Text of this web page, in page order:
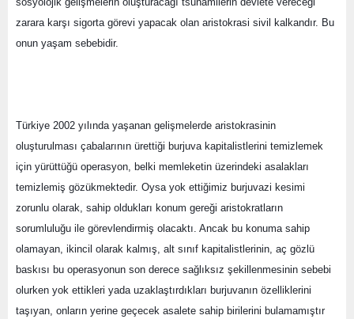
zarara karşı sigorta görevi yapacak olan aristokrasi sivil kalkandır. Bu
onun yaşam sebebidir.
Türkiye 2002 yılında yaşanan gelişmelerde aristokrasinin
oluşturulması çabalarının ürettiği burjuva kapitalistlerini temizlemek
için yürüttüğü operasyon, belki memleketin üzerindeki asalakları
temizlemiş gözükmektedir. Oysa yok ettiğimiz burjuvazi kesimi
zorunlu olarak, sahip oldukları konum gereği aristokratların
sorumluluğu ile görevlendirmiş olacaktı. Ancak bu konuma sahip
olamayan, ikincil olarak kalmış, alt sınıf kapitalistlerinin, aç gözlü
baskısı bu operasyonun son derece sağlıksız şekillenmesinin sebebi
olurken yok ettikleri yada uzaklaştırdıkları burjuvanın özelliklerini
taşıyan, onların yerine geçecek asalete sahip birilerini bulamamıştır